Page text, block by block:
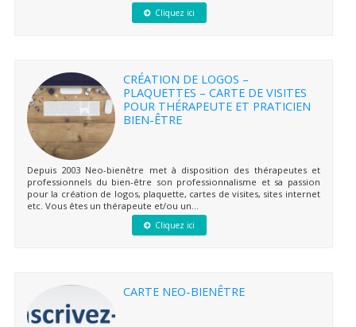
Cliquez ici
CRÉATION DE LOGOS –
PLAQUETTES – CARTE DE VISITES
POUR THÉRAPEUTE ET PRATICIEN
BIEN-ÊTRE
Depuis 2003 Neo-bienêtre met à disposition des thérapeutes et
professionnels du bien-être son professionnalisme et sa passion
pour la création de logos, plaquette, cartes de visites, sites internet
etc. Vous êtes un thérapeute et/ou un...
Cliquez ici
CARTE NEO-BIENÊTRE